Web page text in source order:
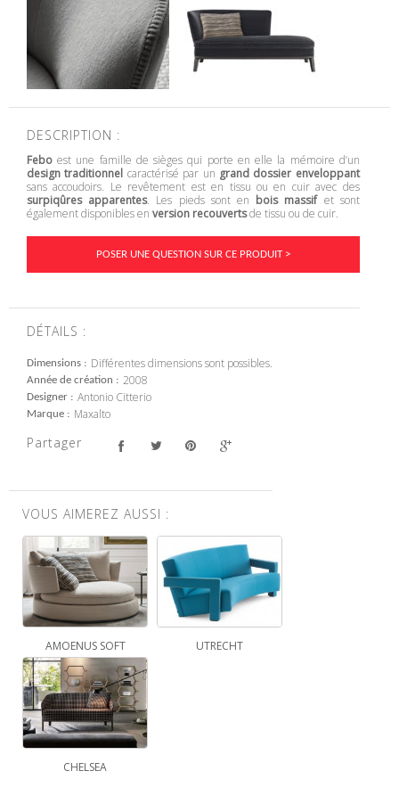
DESCRIPTION :
Febo est une famille de sièges qui porte en elle la mémoire d’un
design traditionnel caractérisé par un grand dossier enveloppant
sans accoudoirs. Le revêtement est en tissu ou en cuir avec des
surpiqûres apparentes. Les pieds sont en bois massifet sont
également disponibles en version recouvertsde tissu ou de cuir.
POSER UNE QUESTION SUR CE PRODUIT >
DÉTAILS :
Dimensions Différentes dimensions sont possibles.
Année de création 2008
Designer Antonio Citterio
Marque Maxalto
Partager
VOUS AIMEREZ AUSSI :
AMOENUS SOFT UTRECHT
CHELSEA